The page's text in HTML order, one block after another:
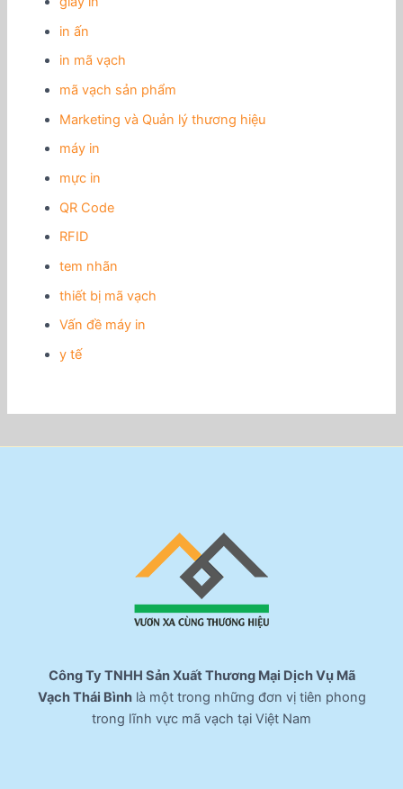
in ấn
in mã vạch
mã vạch sản phẩm
Marketing và Quản lý thương hiệu
máy in
mực in
QR Code
RFID
tem nhãn
thiết bị mã vạch
Vấn đề máy in
y tế
Công Ty TNHH Sản Xuất Thương Mại Dịch Vụ Mã
Vạch Thái Bìnhlà một trong những đơn vị tiên phong
trong lĩnh vực mã vạch tại Việt Nam